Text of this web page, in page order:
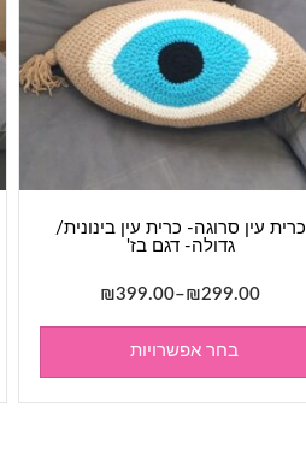
כרית עין סרוגה- כרית עין בינונית/
גדולה- דגם בז'
₪299.00
–
₪399.00
טווח
עד
⁦₪399.00⁩
בחר אפשרויות